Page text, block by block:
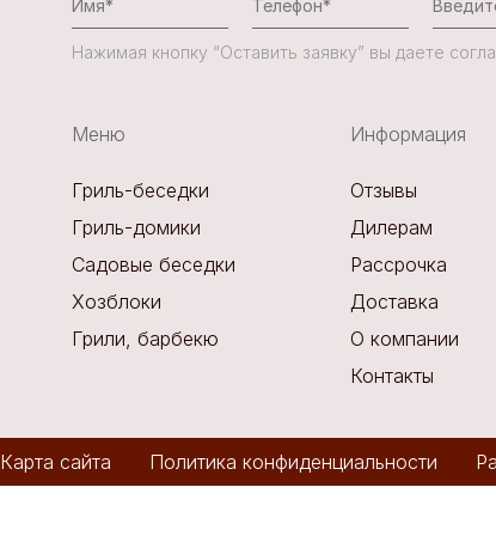
Нажимая кнопку “Оставить заявку” вы даете
Меню
Гриль-беседки
Гриль-домики
Садовые беседки
Хозблоки
Грили, барбекю
Информация
Отзывы
Дилерам
Рассрочка
Доставка
О компании
Контакты
Карта сайта Политика конфиденциальности